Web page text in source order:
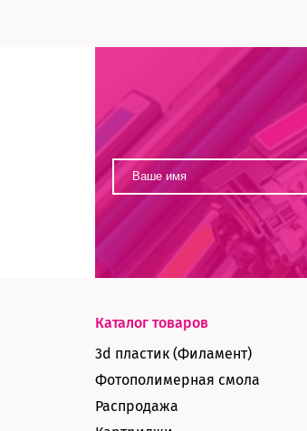
Каталог товаров
3d пластик (Филамент)
Фотополимерная смола
Распродажа